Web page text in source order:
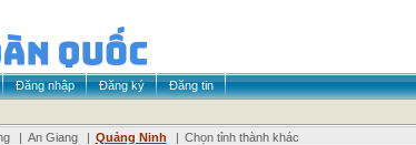
Đăng nhập Đăng ký
Đăng tin
| An Giang | Quảng Ninh | Chọn tỉnh thành khác